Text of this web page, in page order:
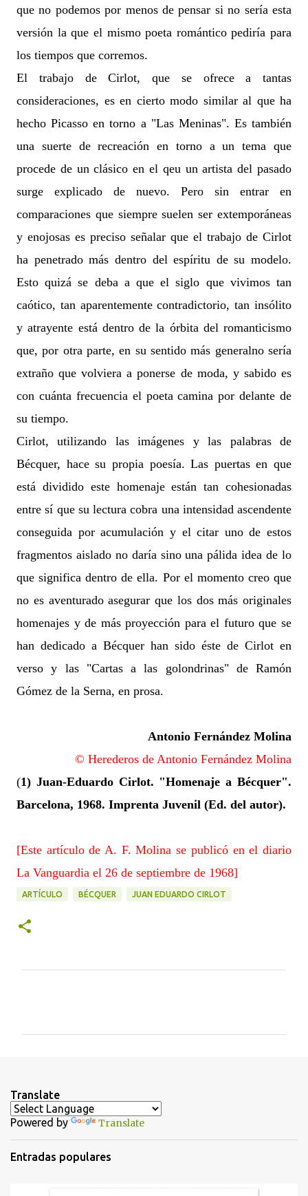
que no podemos por menos de pensar si no sería esta
versión la que el mismo poeta romántico pediría para
los tiempos que corremos.
El trabajo de Cirlot, que se ofrece a tantas
consideraciones, es en cierto modo similar al que ha
hecho Picasso en torno a "Las Meninas". Es también
una suerte de recreación en torno a un tema que
procede de un clásico en el qeu un artista del pasado
surge explicado de nuevo. Pero sin entrar en
comparaciones que siempre suelen ser extemporáneas
y enojosas es preciso señalar que el trabajo de Cirlot
ha penetrado más dentro del espíritu de su modelo.
Esto quizá se deba a que el siglo que vivimos tan
caótico, tan aparentemente contradictorio, tan insólito
y atrayente está dentro de la órbita del romanticismo
que, por otra parte, en su sentido más generalno sería
extraño que volviera a ponerse de moda, y sabido es
con cuánta frecuencia el poeta camina por delante de
su tiempo.
Cirlot, utilizando las imágenes y las palabras de
Bécquer, hace su propia poesía. Las puertas en que
está dividido este homenaje están tan cohesionadas
entre sí que su lectura cobra una intensidad ascendente
conseguida por acumulación y el citar uno de estos
fragmentos aislado no daría sino una pálida idea de lo
que significa dentro de ella. Por el momento creo que
no es aventurado asegurar que los dos más originales
homenajes y de más proyección para el futuro que se
han dedicado a Bécquer han sido éste de Cirlot en
verso y las "Cartas a las golondrinas" de Ramón
Gómez de la Serna, en prosa.
Antonio Fernández Molina
© Herederos de Antonio Fernández Molina
(1) Juan-Eduardo Cirlot. "Homenaje a Bécquer".
Barcelona, 1968. Imprenta Juvenil (Ed. del autor).
[Este artículo de A. F. Molina se publicó en el diario
La Vanguardia el 26 de septiembre de 1968]
ARTÍCULO BÉCQUER JUAN EDUARDO CIRLOT
a
r
o
Translate
Powered by Translate
Entradas populares